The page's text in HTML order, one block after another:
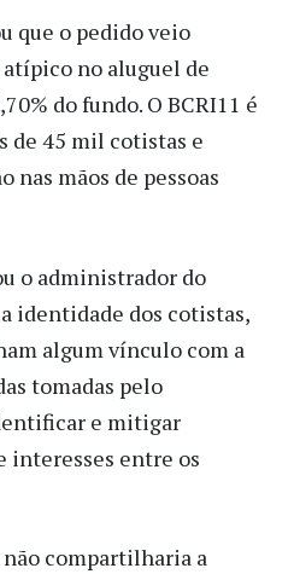
que o pedido veio
no aluguel de
do fundo. O BCRI11 é
de 45 mil cotistas e
nas mãos de pessoas
o administrador do
identidade dos cotistas,
algum vínculo com a
tomadas pelo
e mitigar
interesses entre os
não compartilharia a